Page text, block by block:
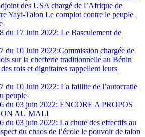
des USA chargé de l’Afrique de
Yayi-Talon Le complot contre le peuple
du 17 Juin 2022: Le Basculement de
du 10 Juin 2022:Commission chargée de
sur la chefferie traditionnelle au Bénin
rois et dignitaires rappellent leurs
du 10 Juin 2022: La faillite de l’autocratie
peuple
du 03 juin 2022: ENCORE A PROPOS
AU MALI
du 03 juin 2022: La chute des effectifs au
du chaos de l’école le pouvoir de talon